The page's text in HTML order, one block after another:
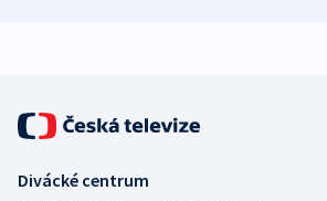
Divácké centrum